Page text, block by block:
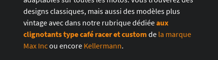
designs classiques, mais aussi des modèles plus
vintage avec dans notre rubrique dédiéeaux
clignotants type café racer et custom de la marque
Max Incou encore Kellermann.